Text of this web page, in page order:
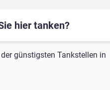
hier tanken?
günstigsten Tankstellen in